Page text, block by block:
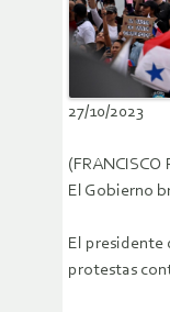
27/10/2023
El Gobierno
El presidente
protestas